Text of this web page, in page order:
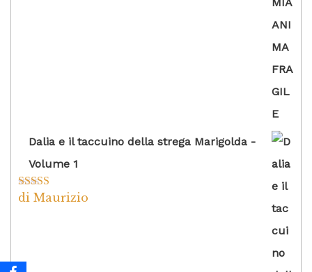
Dalia e il taccuino della strega Marigolda -
Volume 1
Valutato4
di Maurizio